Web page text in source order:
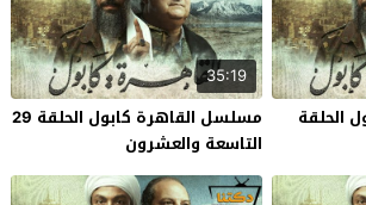
الحلقة
35:19
مسلسل القاهرة كابول الحلقة 29
التاسعة والعشرون